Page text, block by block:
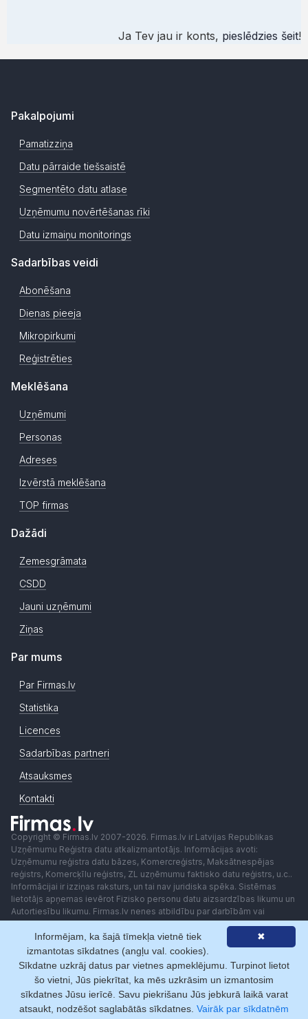
Ja Tev jau ir konts, pieslēdzies šeit!
Pakalpojumi
Pamatizziņa
Datu pārraide tiešsaistē
Segmentēto datu atlase
Uzņēmumu novērtēšanas rīki
Datu izmaiņu monitorings
Sadarbības veidi
Abonēšana
Dienas pieeja
Mikropirkumi
Reģistrēties
Meklēšana
Uzņēmumi
Personas
Adreses
Izvērstā meklēšana
TOP firmas
Dažādi
Zemesgrāmata
CSDD
Jauni uzņēmumi
Ziņas
Par mums
Par Firmas.lv
Statistika
Licences
Sadarbības partneri
Atsauksmes
Kontakti
Copyright © Firmas.lv 2007-2026. Firmas.lv ir Latvijas Republikas
Uzņēmumu Reģistra datu atkalizmantotājs. Informācijas avoti:
Uzņēmumu reģistra datu bāzes, Komercreģistrs, Maksātnespējas
reģistrs, Komercķīlu reģistrs, ZL uzņēmumu faktisko datu reģistrs, u.c..
Informācijai ir izziņas raksturs, un tai nav juridiska spēka. Sistēmas
lietotājs apņemas ievērot Fizisko personu datu aizsardzības likumu un
Autortiesību likumu. Firmas.lv nenes atbildību par darbībām vai
lēmumiem, kas balstīti uz saņemto pakalpojumu. Lietotājam aizliegts
izmantot jebkādas automatizētas sistēmas vai iekārtas (robotus)
piekļuvei sistēmai bez rakstiskas saskaņošanas ar Firmas.lv. Galvenā
redaktore: Ingūna Pempere.
Lietošanas noteikumi
Privātuma politika Norēķini ar
✖
Informējam, ka šajā tīmekļa vietnē tiek
izmantotas sīkdatnes (angļu val. cookies).
Sīkdatne uzkrāj datus par vietnes apmeklējumu. Turpinot lietot
šo vietni, Jūs piekrītat, ka mēs uzkrāsim un izmantosim
sīkdatnes Jūsu ierīcē. Savu piekrišanu Jūs jebkurā laikā varat
atsaukt, nodzēšot saglabātās sīkdatnes. Vairāk par sīkdatnēm